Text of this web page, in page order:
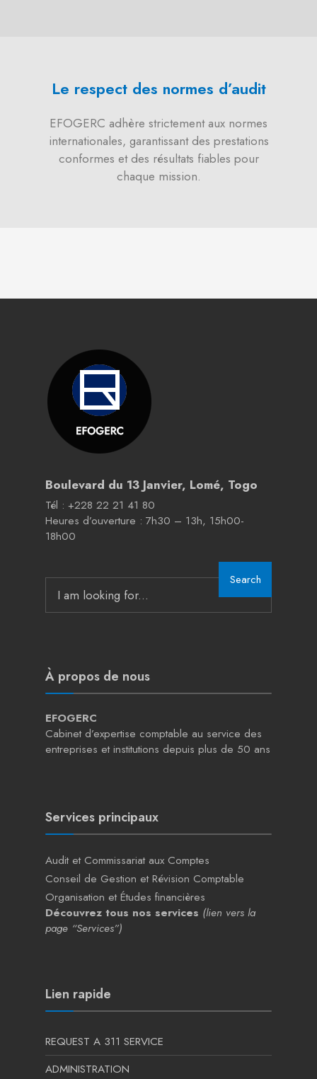
Le respect des normes d’audit
EFOGERC adhère strictement aux normes
internationales, garantissant des prestations
conformes et des résultats fiables pour
chaque mission.
Boulevard du 13 Janvier, Lomé, Togo
Tél : +228 22 21 41 80
Heures d’ouverture : 7h30 – 13h, 15h00-
18h00
Search
À propos de nous
EFOGERC
Cabinet d’expertise comptable au service des
entreprises et institutions depuis plus de 50 ans
Services principaux
Audit et Commissariat aux Comptes
Conseil de Gestion et Révision Comptable
Organisation et Études financières
Découvrez tous nos services (lien vers la
page “Services”)
Lien rapide
REQUEST A 311 SERVICE
ADMINISTRATION